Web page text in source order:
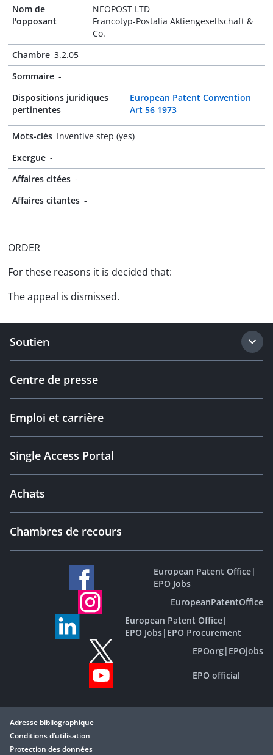
Nom de
l'opposant
NEOPOST LTD
Francotyp-Postalia Aktiengesellschaft &
Co.
Chambre 3.2.05
Sommaire -
Dispositions juridiques
pertinentes
European Patent Convention
Art 56 1973
Mots-clés Inventive step (yes)
Exergue -
Affaires citées -
Affaires citantes -
ORDER
For these reasons it is decided that:
The appeal is dismissed.
Soutien
Centre de presse
Emploi et carrière
Single Access Portal
Achats
Chambres de recours
European Patent Office|
EPO Jobs
EuropeanPatentOffice
European Patent Office|
EPO Jobs| EPO Procurement
EPOorg| EPOjobs
EPO official
Adresse bibliographique
Conditions d’utilisation
Protection des données